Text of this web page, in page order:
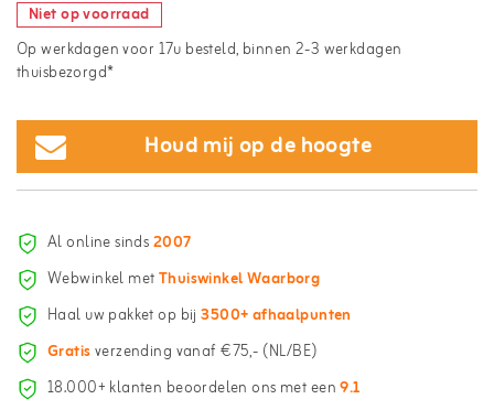
Niet op voorraad
Op werkdagen voor 17u besteld, binnen 2-3 werkdagen
thuisbezorgd*
Houd mij op de hoogte
Al online sinds2007
Webwinkel metThuiswinkel Waarborg
Haal uw pakket op bij3500+ afhaalpunten
Gratisverzending vanaf €75,- (NL/BE)
18.000+ klanten beoordelen ons met een9.1